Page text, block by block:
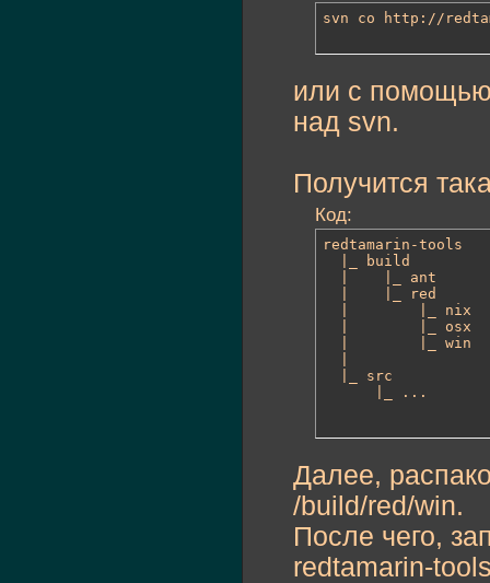
svn co http://
или с
над svn.
Получится
Код:
redtamarin-tools
  |_ build
  |    |_ ant
  |    |_ red
  |        |_ nix
  |        |_ osx
  |        |_ win
  |_ src
      |_ ...
Далее,
/build/red/win.
После чего,
redtamarin-